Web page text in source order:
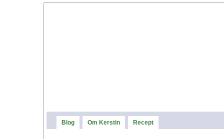
Blog Om Kerstin Recept